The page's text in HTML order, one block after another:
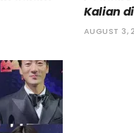
Kalian
AUGUST 3,